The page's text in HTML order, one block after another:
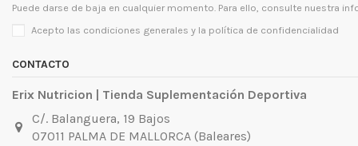
Puede darse de baja en cualquier momento. Para ello, consulte nuestra
Acepto las condiciones generales y la política de confidencialidad
CONTACTO
Erix Nutricion | Tienda Suplementación Deportiva
C/. Balanguera, 19 Bajos
07011 PALMA DE MALLORCA (Baleares)